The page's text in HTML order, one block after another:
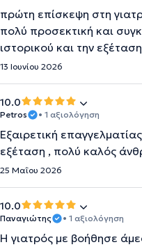
πρώτη επίσκεψη στη
πολύ προσεκτική και
ιστορικού και την
13 Ιουνίου 2026
10.0
Petros • 1 αξιολόγηση
Εξαιρετική
εξέταση , πολύ καλός
25 Μαΐου 2026
10.0
Παναγιώτης • 1 αξιολόγηση
Η γιατρός με βοήθησε